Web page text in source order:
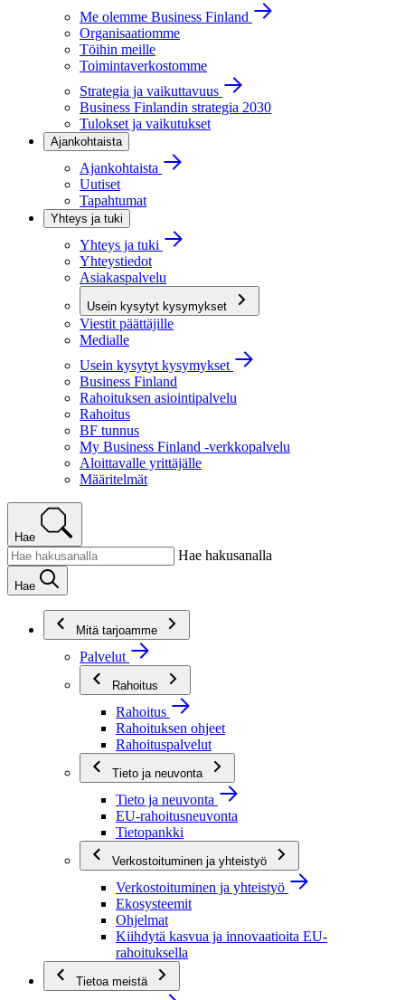
Me olemme Business Finland
Organisaatiomme
Töihin meille
Toimintaverkostomme
Strategia ja vaikuttavuus
Business Finlandin strategia 2030
Tulokset ja vaikutukset
Ajankohtaista
Ajankohtaista
Uutiset
Tapahtumat
Yhteys ja tuki
Yhteys ja tuki
Yhteystiedot
Asiakaspalvelu
Usein kysytyt kysymykset
Viestit päättäjille
Medialle
Usein kysytyt kysymykset
Business Finland
Rahoituksen asiointipalvelu
Rahoitus
BF tunnus
My Business Finland -verkkopalvelu
Aloittavalle yrittäjälle
Määritelmät
Hae
Hae hakusanalla
Hae
Mitä tarjoamme
Palvelut
Rahoitus
Rahoitus
Rahoituksen ohjeet
Rahoituspalvelut
Tieto ja neuvonta
Tieto ja neuvonta
EU-rahoitusneuvonta
Tietopankki
Verkostoituminen ja yhteistyö
Verkostoituminen ja yhteistyö
Ekosysteemit
Ohjelmat
Kiihdytä kasvua ja innovaatioita EU-
rahoituksella
Tietoa meistä